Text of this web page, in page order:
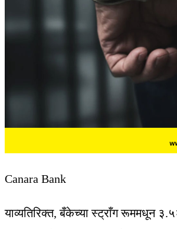
Canara Bank
याव्यतिरिक्त, बँकेच्या स्ट्राँग रूममधून